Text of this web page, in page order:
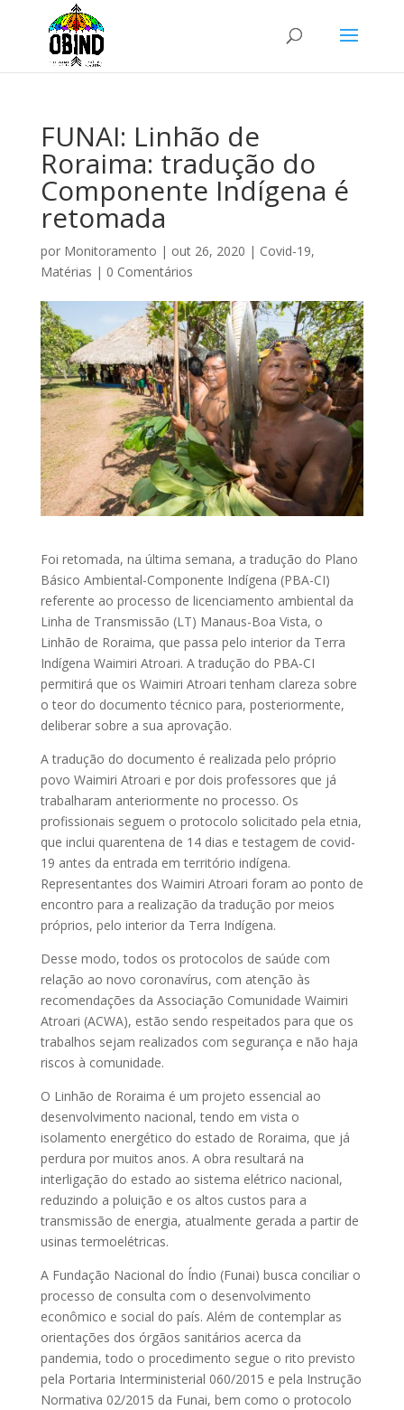
FUNAI: Linhão de
Roraima: tradução do
Componente Indígena é
retomada
por Monitoramento | out 26, 2020 | Covid-19,
Matérias | 0 Comentários
Foi retomada, na última semana, a tradução do Plano
Básico Ambiental-Componente Indígena (PBA-CI)
referente ao processo de licenciamento ambiental da
Linha de Transmissão (LT) Manaus-Boa Vista, o
Linhão de Roraima, que passa pelo interior da Terra
Indígena Waimiri Atroari. A tradução do PBA-CI
permitirá que os Waimiri Atroari tenham clareza sobre
o teor do documento técnico para, posteriormente,
deliberar sobre a sua aprovação.
A tradução do documento é realizada pelo próprio
povo Waimiri Atroari e por dois professores que já
trabalharam anteriormente no processo. Os
profissionais seguem o protocolo solicitado pela etnia,
que inclui quarentena de 14 dias e testagem de covid-
19 antes da entrada em território indígena.
Representantes dos Waimiri Atroari foram ao ponto de
encontro para a realização da tradução por meios
próprios, pelo interior da Terra Indígena.
Desse modo, todos os protocolos de saúde com
relação ao novo coronavírus, com atenção às
recomendações da Associação Comunidade Waimiri
Atroari (ACWA), estão sendo respeitados para que os
trabalhos sejam realizados com segurança e não haja
riscos à comunidade.
O Linhão de Roraima é um projeto essencial ao
desenvolvimento nacional, tendo em vista o
isolamento energético do estado de Roraima, que já
perdura por muitos anos. A obra resultará na
interligação do estado ao sistema elétrico nacional,
reduzindo a poluição e os altos custos para a
transmissão de energia, atualmente gerada a partir de
usinas termoelétricas.
A Fundação Nacional do Índio (Funai) busca conciliar o
processo de consulta com o desenvolvimento
econômico e social do país. Além de contemplar as
orientações dos órgãos sanitários acerca da
pandemia, todo o procedimento segue o rito previsto
pela Portaria Interministerial 060/2015 e pela Instrução
Normativa 02/2015 da Funai, bem como o protocolo